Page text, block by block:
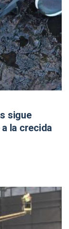
sigue
la crecida